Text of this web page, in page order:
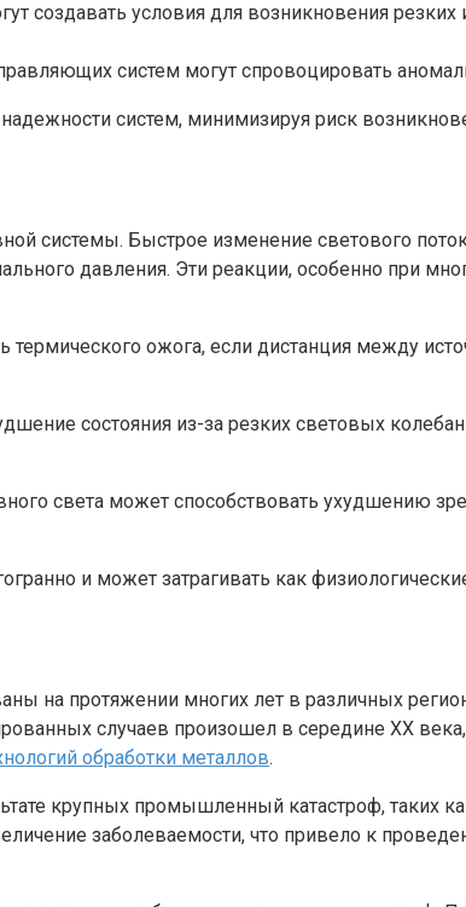
создавать условия для возникновения
систем могут спровоцировать
систем, минимизируя риск
системы. Быстрое изменение светового
давления. Эти реакции, особенно при
ожога, если дистанция между
состояния из-за резких световых
света может способствовать ухудшению
и может затрагивать как
на протяжении многих лет в различных
случаев произошел в середине XX века,
обработки металлов.
крупных промышленный катастроф, таких
заболеваемости, что привело к